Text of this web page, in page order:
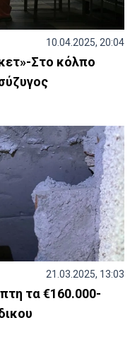
10.04.2025, 20:04
Στο κόλπο
21.03.2025, 13:03
τα €160.000-